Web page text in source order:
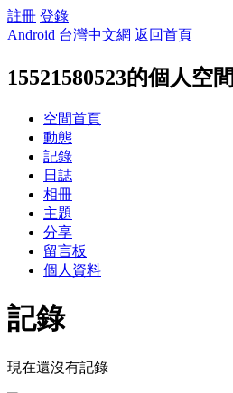
註冊 登錄
Android 台灣中文網 返回首頁
15521580523的個人空間
空間首頁
動態
記錄
日誌
相冊
主題
分享
留言板
個人資料
記錄
現在還沒有記錄